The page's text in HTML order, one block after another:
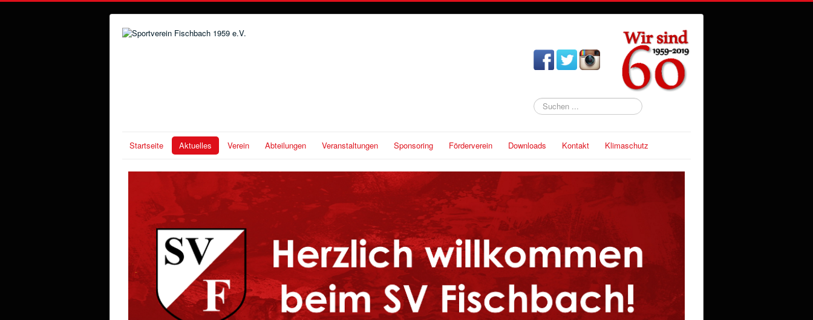
Suchen
...
Startseite Aktuelles Verein Abteilungen Veranstaltungen Sponsoring Förderverein Downloads Kontakt Klimaschutz